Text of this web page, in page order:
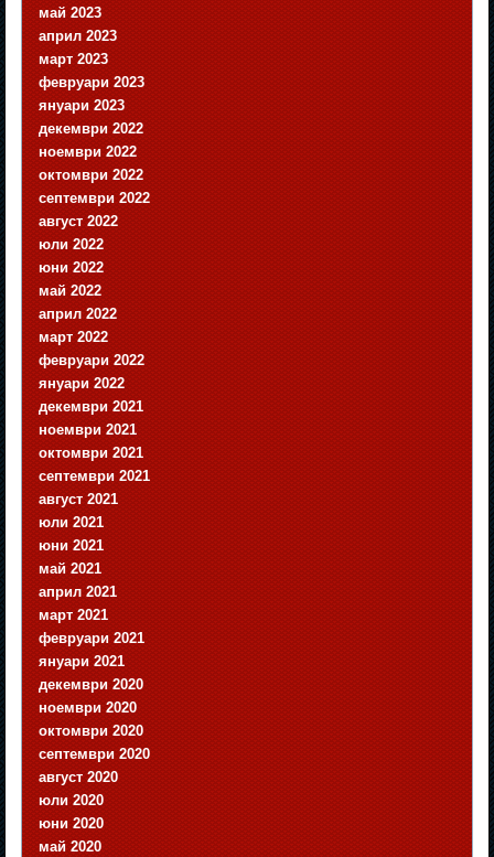
май 2023
април 2023
март 2023
февруари 2023
януари 2023
декември 2022
ноември 2022
октомври 2022
септември 2022
август 2022
юли 2022
юни 2022
май 2022
април 2022
март 2022
февруари 2022
януари 2022
декември 2021
ноември 2021
октомври 2021
септември 2021
август 2021
юли 2021
юни 2021
май 2021
април 2021
март 2021
февруари 2021
януари 2021
декември 2020
ноември 2020
октомври 2020
септември 2020
август 2020
юли 2020
юни 2020
май 2020